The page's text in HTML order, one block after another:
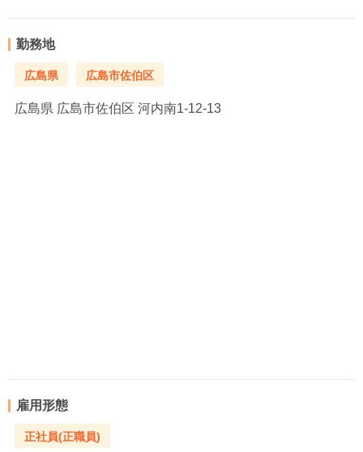
勤務地
広島県 広島市佐伯区
広島県 広島市佐伯区 河内南1-12-13
雇用形態
正社員(正職員)